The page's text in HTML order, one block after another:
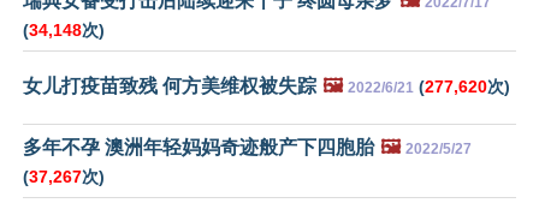
(34,148次)
女儿打疫苗致残 何方美维权被失踪 🖼️ 2022/6/21 (277,620次)
多年不孕 澳洲年轻妈妈奇迹般产下四胞胎 🖼️ 2022/5/27
(37,267次)